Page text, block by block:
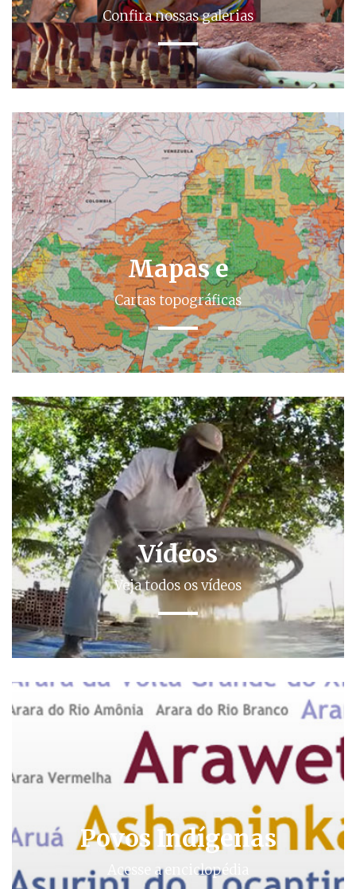
Confira nossas galerias
Mapas e
Cartas topográficas
Vídeos
Veja todos os vídeos
Povos Indígenas
Acesse a enciclopédia